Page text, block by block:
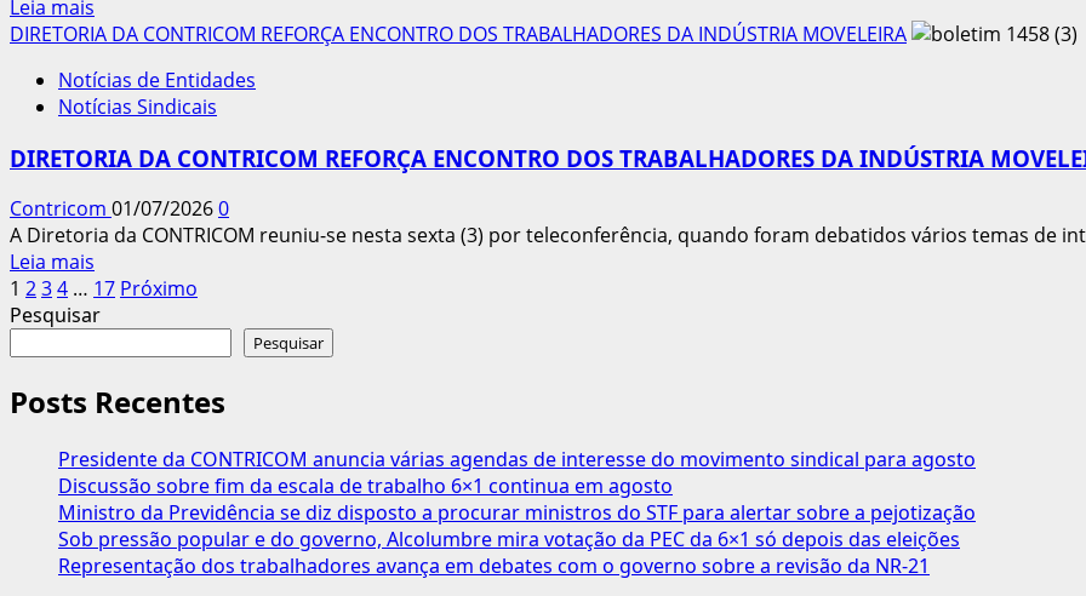
TRABALHADORES
DO
SETOR
MOVELEIRO
Leia mais
mais
Lucro
do
deve
a
R$
14,7
bi
em
2025
DIRETORIA DA CONTRICOM REFORÇA ENCONTRO DOS TRABALHADORES DA INDÚSTRIA MOVELEIRA
Notícias de Entidades
Notícias Sindicais
DIRETORIA DA CONTRICOM REFORÇA ENCONTRO DOS TRABALHADORES DA INDÚSTRIA
Contricom 01/07/20260
A Diretoria da CONTRICOM reuniu-se nesta sexta (3) por teleconferência, quando foram debatidos vários temas de
Leia mais
mais
sobre
CONTRICOM
REFORÇA
ENCONTRO
DOS
TRABALHADORES
DA
INDÚSTRIA
MOVELEIRA
Paginação
dos
1 234 … 17 Próximo
Pesquisar
Pesquisar
Posts Recentes
Presidente da CONTRICOM anuncia várias agendas de interesse do movimento sindical para agosto
Discussão sobre fim da escala de trabalho 6×1 continua em agosto
Ministro da Previdência se diz disposto a procurar ministros do STF para alertar sobre a pejotização
Sob pressão popular e do governo, Alcolumbre mira votação da PEC da 6×1 só depois das eleições
Representação dos trabalhadores avança em debates com o governo sobre a revisão da NR-21